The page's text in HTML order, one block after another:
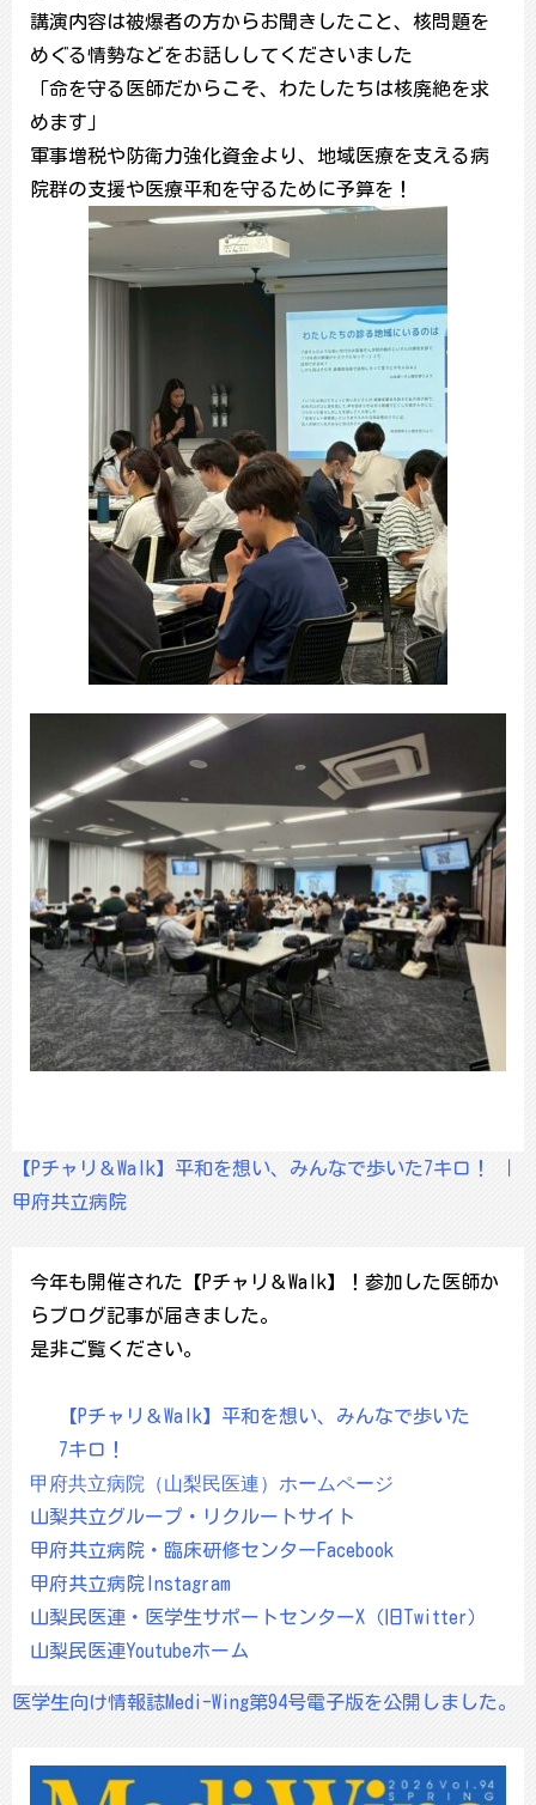
講演内容は被爆者の方からお聞きしたこと、核問題を
めぐる情勢などをお話ししてくださいました
「命を守る医師だからこそ、わたしたちは核廃絶を求
めます」
軍事増税や防衛力強化資金より、地域医療を支える病
院群の支援や医療平和を守るために予算を！
【Pチャリ＆Walk】平和を想い、みんなで歩いた7キロ！ ｜
甲府共立病院
今年も開催された【Pチャリ＆Walk】！参加した医師か
らブログ記事が届きました。
是非ご覧ください。
【Pチャリ＆Walk】平和を想い、みんなで歩いた
7キロ！
甲府共立病院（山梨民医連）ホームページ
山梨共立グループ・リクルートサイト
甲府共立病院・臨床研修センターFacebook
甲府共立病院Instagram
山梨民医連・医学生サポートセンターX（旧Twitter）
山梨民医連Youtubeホーム
医学生向け情報誌Medi-Wing第94号電子版を公開しました。